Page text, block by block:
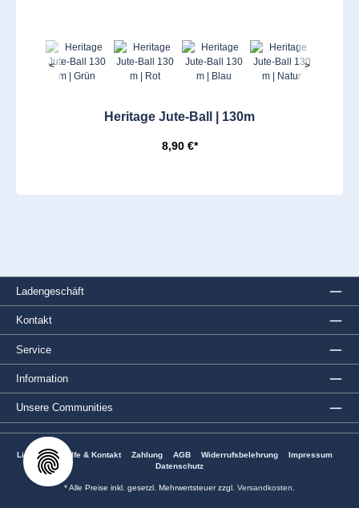
< >
Heritage Jute-Ball | 130m
8,90 €*
Ladengeschäft
Service
Information
Kontakt
Unsere Communities
Lieferung Hilfe & Kontakt Zahlung AGB Widerrufsbelehrung
Impressum
Datenschutz
* Alle Preise inkl. gesetzl. Mehrwertsteuer zzgl. Versandkosten